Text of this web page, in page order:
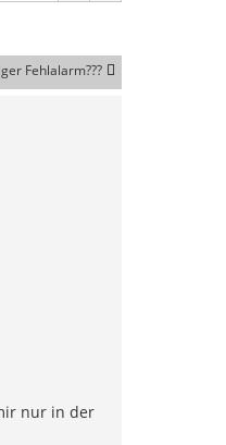
Fehlalarm???
nur in der